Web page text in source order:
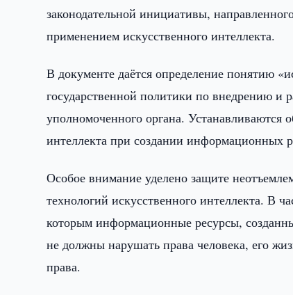
законодательной инициативы,
применением искусственного интеллекта.
В документе даётся определение понятию
государственной политики по внедрению
уполномоченного органа. Устанавливаются
интеллекта при создании
Особое внимание уделено защите
технологий искусственного интеллекта. В
которым информационные ресурсы,
не должны нарушать права человека, его
права.